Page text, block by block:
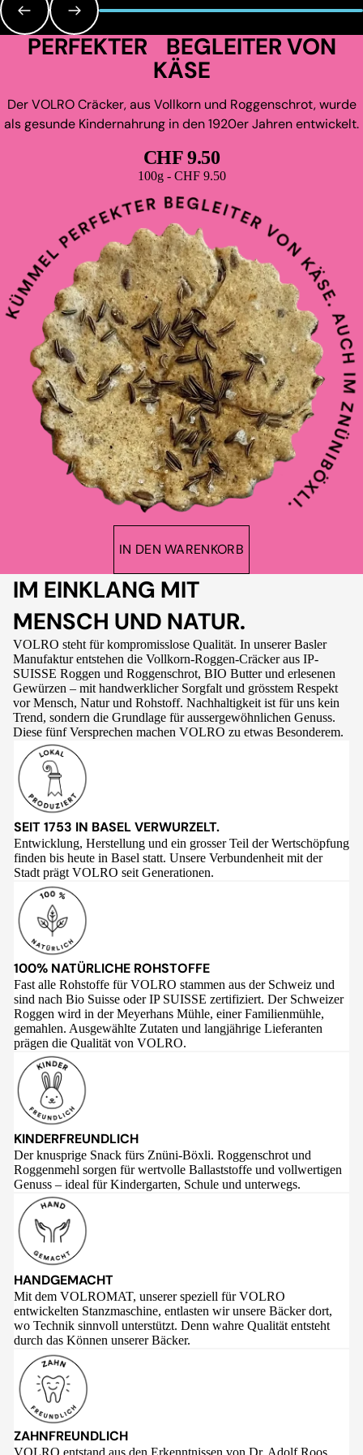
PERFEKTER BEGLEITER VON
KÄSE
Der VOLRO Cräcker, aus Vollkorn und Roggenschrot, wurde
als gesunde Kindernahrung in den 1920er Jahren entwickelt.
CHF 9.50
Grundpreis
100g - CHF 9.50
IN DEN WARENKORB
IM EINKLANG MIT
MENSCH UND NATUR.
VOLRO steht für kompromisslose Qualität. In unserer Basler
Manufaktur entstehen die Vollkorn-Roggen-Cräcker aus IP-
SUISSE Roggen und Roggenschrot, BIO Butter und erlesenen
Gewürzen – mit handwerklicher Sorgfalt und grösstem Respekt
vor Mensch, Natur und Rohstoff. Nachhaltigkeit ist für uns kein
Trend, sondern die Grundlage für aussergewöhnlichen Genuss.
Diese fünf Versprechen machen VOLRO zu etwas Besonderem.
SEIT 1753 IN BASEL VERWURZELT.
Entwicklung, Herstellung und ein grosser Teil der Wertschöpfung
finden bis heute in Basel statt. Unsere Verbundenheit mit der
Stadt prägt VOLRO seit Generationen.
100% NATÜRLICHE ROHSTOFFE
Fast alle Rohstoffe für VOLRO stammen aus der Schweiz und
sind nach Bio Suisse oder IP SUISSE zertifiziert. Der Schweizer
Roggen wird in der Meyerhans Mühle, einer Familienmühle,
gemahlen. Ausgewählte Zutaten und langjährige Lieferanten
prägen die Qualität von VOLRO.
KINDERFREUNDLICH
Der knusprige Snack fürs Znüni-Böxli. Roggenschrot und
Roggenmehl sorgen für wertvolle Ballaststoffe und vollwertigen
Genuss – ideal für Kindergarten, Schule und unterwegs.
HANDGEMACHT
Mit dem VOLROMAT, unserer speziell für VOLRO
entwickelten Stanzmaschine, entlasten wir unsere Bäcker dort,
wo Technik sinnvoll unterstützt. Denn wahre Qualität entsteht
durch das Können unserer Bäcker.
ZAHNFREUNDLICH
VOLRO entstand aus den Erkenntnissen von Dr. Adolf Roos,